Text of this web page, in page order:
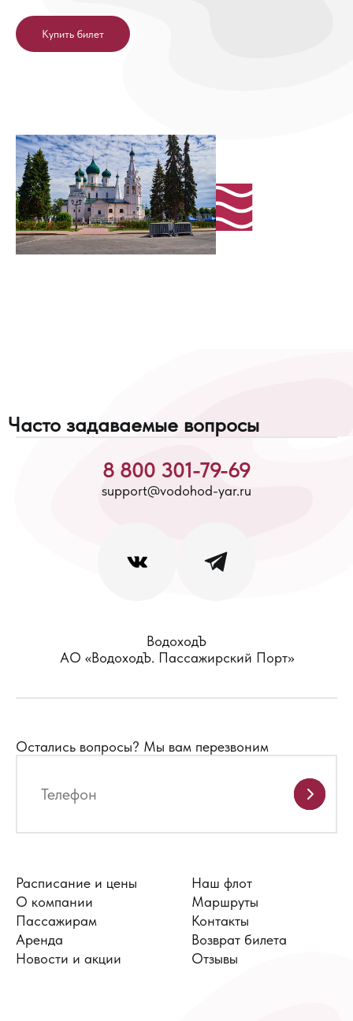
Купить билет
Часто задаваемые вопросы
8 800 301-79-69
support@vodohod-yar.ru
ВодоходЪ
АО «ВодоходЪ. Пассажирский Порт»
Остались вопросы? Мы вам перезвоним
Расписание и цены
О компании
Пассажирам
Аренда
Новости и акции
Наш флот
Маршруты
Контакты
Возврат билета
Отзывы